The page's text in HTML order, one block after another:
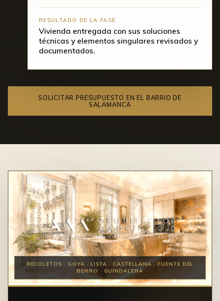
RESULTADO DE LA FASE
Vivienda entregada con sus soluciones
técnicas y elementos singulares revisados y
documentados.
SOLICITAR PRESUPUESTO EN EL BARRIO DE
SALAMANCA
RECOLETOS · GOYA · LISTA · CASTELLANA · FUENTE DEL
BERRO · GUINDALERA